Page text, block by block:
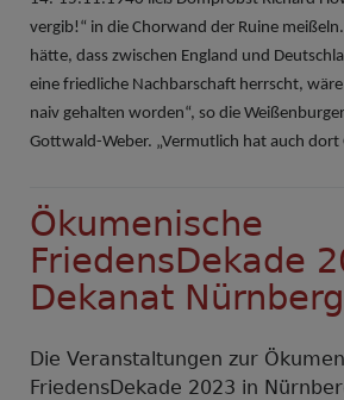
vergib!“ in die Chorwand der Ruine
hätte, dass zwischen England und
eine friedliche Nachbarschaft herrscht,
naiv gehalten worden“, so die
Gottwald-Weber. „Vermutlich hat auch dort
Ökumenische
FriedensDekade
Dekanat Nürnberg
Die Veranstaltungen zur
FriedensDekade 2023 in